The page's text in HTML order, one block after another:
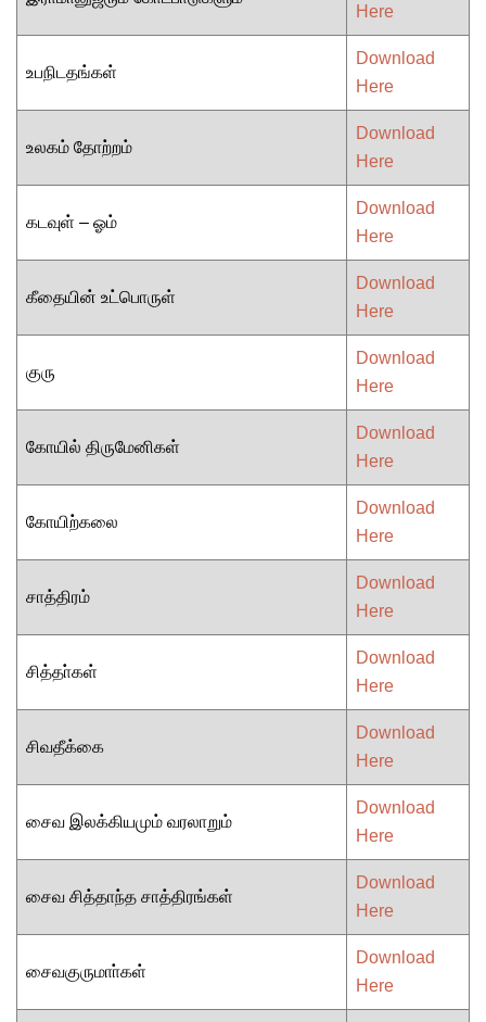
Here
உபநிடதங்கள்
Download
Here
உலகம் தோற்றம்
Download
Here
கடவுள் – ஓம்
Download
Here
கீதையின் உட்பொருள்
Download
Here
குரு
Download
Here
கோயில் திருமேனிகள்
Download
Here
கோயிற்கலை
Download
Here
சாத்திரம்
Download
Here
சித்தா்கள்
Download
Here
சிவதீக்கை
Download
Here
சைவ இலக்கியமும் வரலாறும்
Download
Here
சைவ சித்தாந்த சாத்திரங்கள்
Download
Here
சைவகுருமாா்கள்
Download
Here